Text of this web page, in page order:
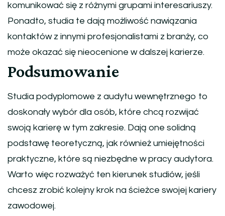
komunikować się z różnymi grupami interesariuszy.
Ponadto, studia te dają możliwość nawiązania
kontaktów z innymi profesjonalistami z branży, co
może okazać się nieocenione w dalszej karierze.
Podsumowanie
Studia podyplomowe z audytu wewnętrznego to
doskonały wybór dla osób, które chcą rozwijać
swoją karierę w tym zakresie. Dają one solidną
podstawę teoretyczną, jak również umiejętności
praktyczne, które są niezbędne w pracy audytora.
Warto więc rozważyć ten kierunek studiów, jeśli
chcesz zrobić kolejny krok na ścieżce swojej kariery
zawodowej.